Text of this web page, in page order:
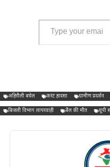
Type your email…
अहिरौली बघेल करंट हादसा ग्रामीण प्रदर्शन
बिजली विभाग लापरवाही बैल की मौत यूपी